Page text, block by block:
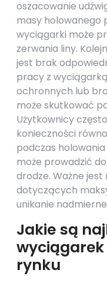
oszacowanie
masy holowanego
wyciągarki może
zerwania liny.
jest brak
pracy z
ochronnych lub
może skutkować
Użytkownicy
konieczności
podczas
może prowadzić
drodze. Ważne
dotyczących
unikanie
Jakie są
rynku